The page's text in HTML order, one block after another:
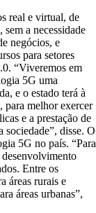
real e virtual, de
a necessidade
negócios, e
para setores
“Viveremos em
5G uma
e o estado terá à
para melhor exercer
e a prestação de
sociedade”, disse. O
5G no país. “Para
Entre os
áreas rurais e
áreas urbanas”,